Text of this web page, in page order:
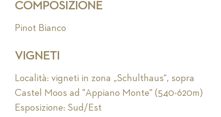
COMPOSIZIONE
Pinot Bianco
VIGNETI
Località: vigneti in zona „Schulthaus“, sopra
Castel Moos ad "Appiano Monte" (540-620m)
Esposizione: Sud/Est